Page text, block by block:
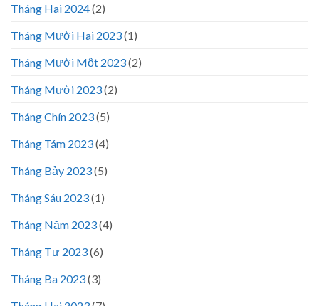
Tháng Hai 2024(2)
Tháng Mười Hai 2023(1)
Tháng Mười Một 2023(2)
Tháng Mười 2023(2)
Tháng Chín 2023(5)
Tháng Tám 2023(4)
Tháng Bảy 2023(5)
Tháng Sáu 2023(1)
Tháng Năm 2023(4)
Tháng Tư 2023(6)
Tháng Ba 2023(3)